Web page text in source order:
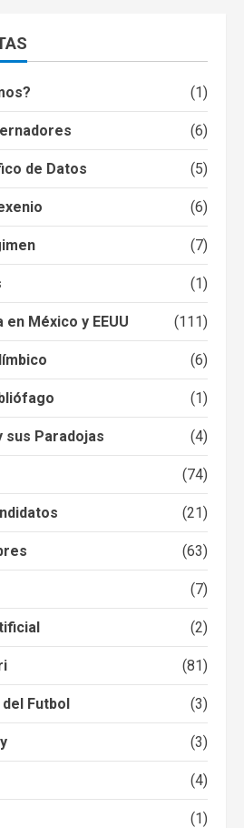
(1)
(6)
de Datos (5)
(6)
(7)
(1)
México y EEUU (111)
(6)
(1)
sus Paradojas (4)
(74)
(21)
(63)
(7)
(2)
(81)
Futbol (3)
(3)
(4)
(1)